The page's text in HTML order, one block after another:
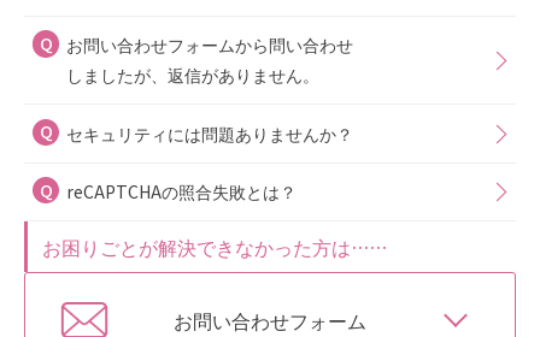
お問い合わせフォームから問い合わせ
しましたが、返信がありません。
セキュリティには問題ありませんか？
reCAPTCHAの照合失敗とは？
お困りごとが解決できなかった方は……
お問い合わせフォーム